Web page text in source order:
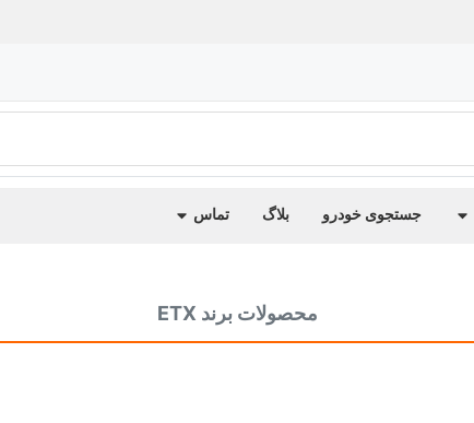
جستجوی خودرو بلاگ تماس
محصولات برند ETX